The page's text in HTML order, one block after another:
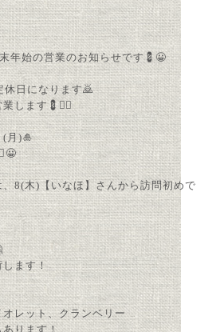
年始の営業のお知らせです💈😀
休日になります🙇
します💈💇‍♂️
(月)🎍
8(木)【いなほ】さんから訪問初めで
ます！
レット、クランベリー
あります！